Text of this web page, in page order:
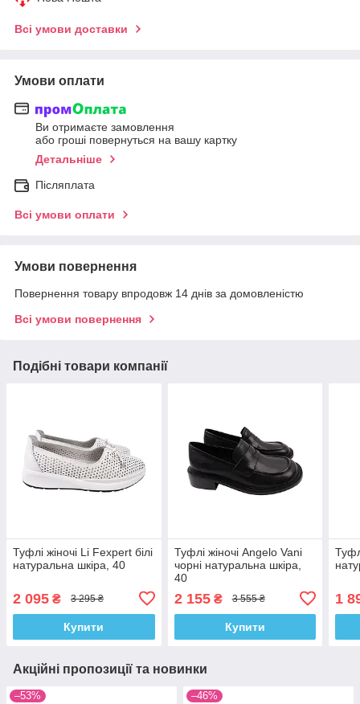
Всі умови доставки
Умови оплати
Ви отримаєте замовлення
або гроші повернуться на вашу картку
Детальніше
Післяплата
Всі умови оплати
Умови повернення
Повернення товару впродовж 14 днів за домовленістю
Всі умови повернення
Подібні товари компанії
Туфлі жіночі Li Fexpert білі
натуральна шкіра, 40
2 095 ₴ 3 295 ₴
Купити
Туфлі жіночі Angelo Vani
чорні натуральна шкіра,
40
2 155₴ 3 555 ₴
Купити
1
Акційні пропозиції та новинки
–53% –46%